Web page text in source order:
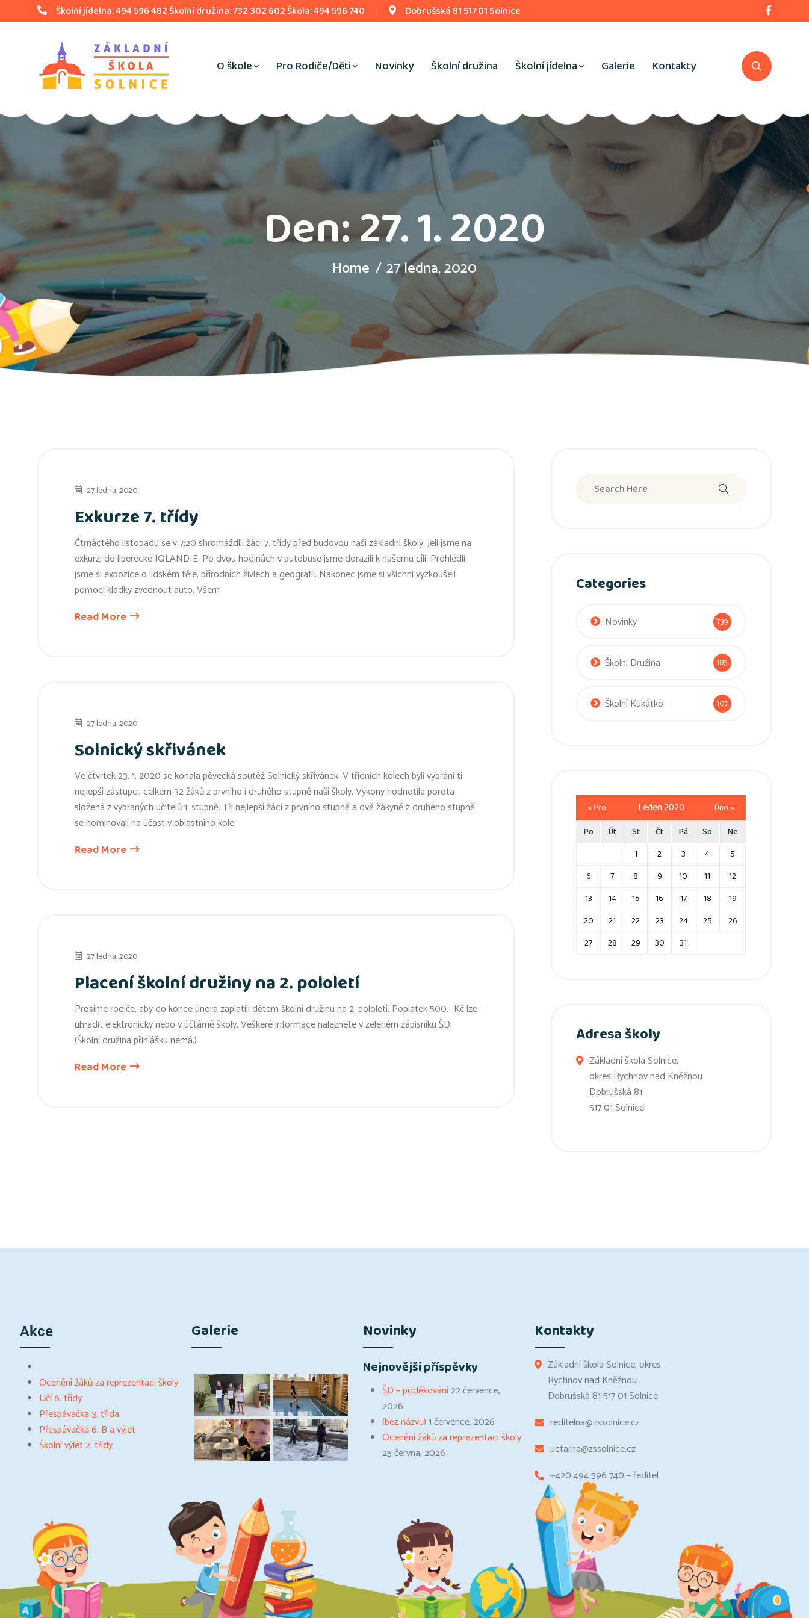
Školní jídelna: 494 596 482 Školní družina: 732 302 602 Škola: 494 596 740 Dobrušská 81 517 01 Solnice
O škole Pro Rodiče/Děti Novinky Školní družina Školní jídelna Galerie Kontakty
Den:27. 1. 2020
Home 27 ledna, 2020
27 ledna, 2020
Exkurze 7. třídy
Čtrnáctého listopadu se v 7:20 shromáždili žáci 7. třídy před budovou naší základní školy. Jeli jsme na
exkurzi do liberecké IQLANDIE. Po dvou hodinách v autobuse jsme dorazili k našemu cíli. Prohlédli
jsme si expozice o lidském těle, přírodních živlech a geografii. Nakonec jsme si všichni vyzkoušeli
pomocí kladky zvednout auto. Všem
Read More
27 ledna, 2020
Solnický skřivánek
Ve čtvrtek 23. 1. 2020 se konala pěvecká soutěž Solnický skřivánek. V třídních kolech byli vybráni ti
nejlepší zástupci, celkem 32 žáků z prvního i druhého stupně naší školy. Výkony hodnotila porota
složená z vybraných učitelů 1. stupně. Tři nejlepší žáci z prvního stupně a dvě žákyně z druhého stupně
se nominovali na účast v oblastního kole
Read More
27 ledna, 2020
Placení školní družiny na 2. pololetí
Prosíme rodiče, aby do konce února zaplatili dětem školní družinu na 2. pololetí. Poplatek 500,- Kč lze
uhradit elektronicky nebo v účtárně školy. Veškeré informace naleznete v zeleném zápisníku ŠD.
(Školní družina přihlášku nemá.)
Read More
Categories
Novinky 739
Školní Družina 185
Školní Kukátko 107
Leden 2020
Po Út St Čt Pá So
Ne
1
2 3 4
5
6
7 8 9 10 11
12
13
14 15 16 17 18
19
20
21 22 23 24 25
26
27
28 29 30 31
« Pro Úno »
Adresa školy
Základní škola Solnice,
okres Rychnov nad Kněžnou
Dobrušská 81
517 01 Solnice
Akce
Ocenění žáků za reprezentaci školy
Učí 6. třídy
Přespávačka 3. třída
Přespávačka 6. B a výlet
Školní výlet 2. třídy
Galerie Novinky
Nejnovější příspěvky
ŠD – poděkování22 července,
2026
(bez názvu)1 července, 2026
Ocenění žáků za reprezentaci školy
25 června, 2026
Kontakty
Základní škola Solnice, okres
Rychnov nad Kněžnou
Dobrušská 81 517 01 Solnice
reditelna@zssolnice.cz
uctarna@zssolnice.cz
+420 494 596 740 – ředitel